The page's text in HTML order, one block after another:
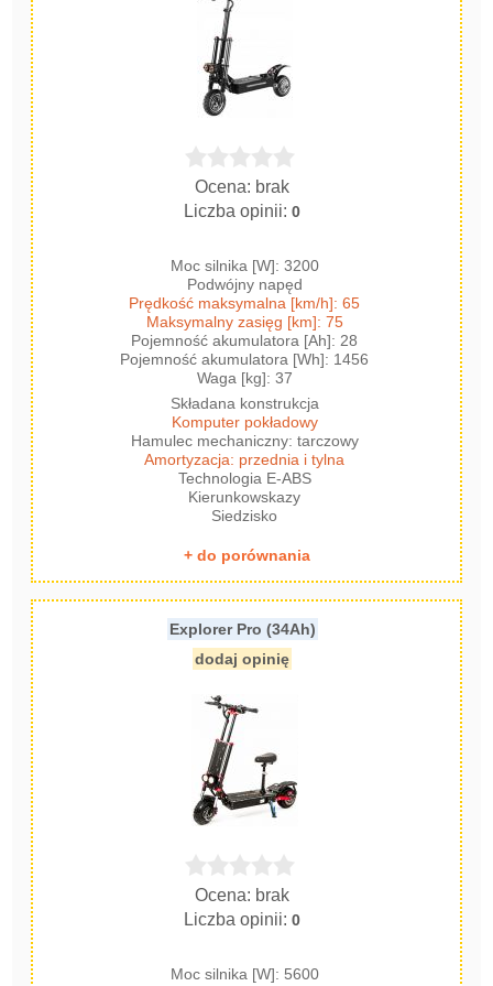
Ocena: brak
Liczba opinii:0
Moc silnika [W]: 3200
Podwójny napęd
Prędkość maksymalna [km/h]: 65
Maksymalny zasięg [km]: 75
Pojemność akumulatora [Ah]: 28
Pojemność akumulatora [Wh]: 1456
Waga [kg]: 37
Składana konstrukcja
Komputer pokładowy
Hamulec mechaniczny: tarczowy
Amortyzacja: przednia i tylna
Technologia E-ABS
Kierunkowskazy
Siedzisko
+ do porównania
Explorer Pro (34Ah)
dodaj opinię
Ocena: brak
Liczba opinii:0
Moc silnika [W]: 5600